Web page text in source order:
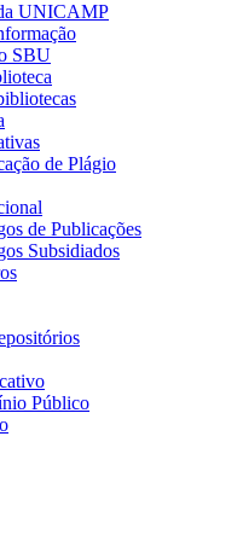
UNICAMP
SBU
de Plágio
de Publicações
Subsidiados
Público